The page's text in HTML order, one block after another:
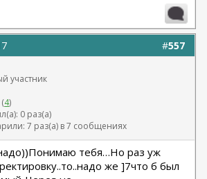
#557
участник
4)
0 раз(а)
7 раз(а) в 7 сообщениях
тебя…Но раз уж
же ]7что б был